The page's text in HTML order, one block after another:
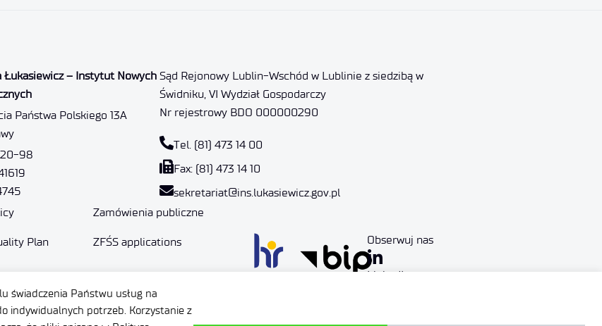
świadczenia Państwu usług na
indywidualnych potrzeb. Korzystanie z
Łukasiewicz – Instytut Nowych
Państwa Polskiego 13A
98
Sąd Rejonowy Lublin-Wschód w Lublinie z siedzibą w
Świdniku, VI Wydział Gospodarczy
Nr rejestrowy BDO 000000290
Tel. (81) 473 14 00
Fax: (81) 473 14 10
sekretariat@ins.lukasiewicz.gov.pl
Zamówienia publiczne
Plan ZFŚS applications Obserwuj nas
LinkedIn